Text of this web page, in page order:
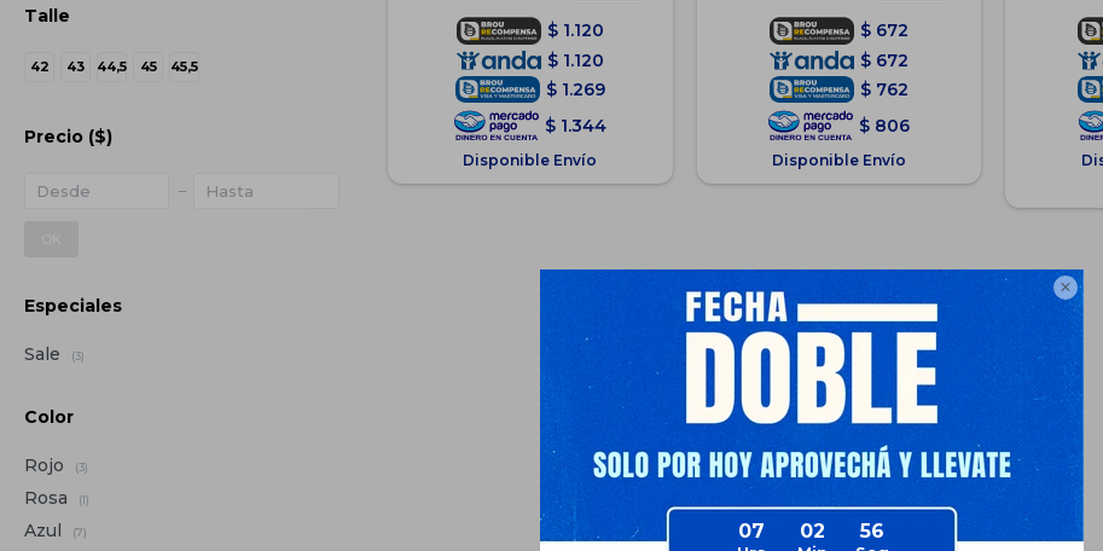

07 02 56
$ 1.120
$ 1.120
$ 1.269
$ 1.344
Disponible Envío
$ 672
$ 672
$ 762
$ 806
Disponible Envío
Talle
42 43 44,5 45 45,5
Precio ($)
Especiales
Sale (3)
Color
Rojo (3)
Rosa (1)
Azul (7)